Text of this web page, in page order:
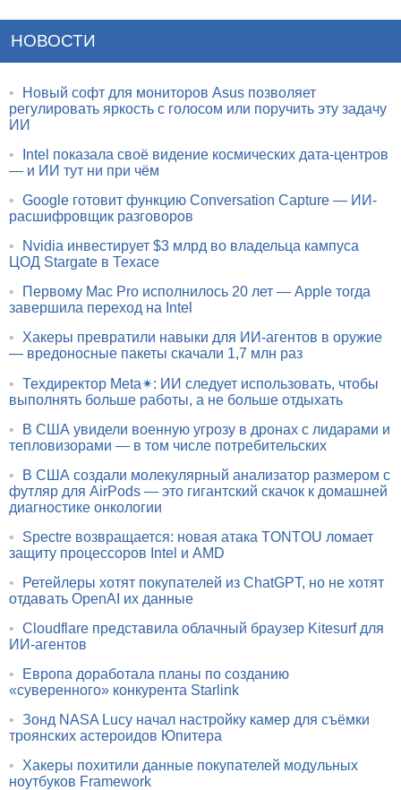
НОВОСТИ
•
Новый софт для мониторов Asus позволяет
регулировать яркость с голосом или поручить эту задачу
ИИ
•
Intel показала своё видение космических дата-центров
— и ИИ тут ни при чём
• Google готовит функцию Conversation Capture — ИИ-
расшифровщик разговоров
•
Nvidia инвестирует $3 млрд во владельца кампуса
ЦОД Stargate в Техасе
•
Первому Mac Pro исполнилось 20 лет — Apple тогда
завершила переход на Intel
•
Хакеры превратили навыки для ИИ-агентов в оружие
— вредоносные пакеты скачали 1,7 млн раз
• Техдиректор Meta✴: ИИ следует использовать, чтобы
выполнять больше работы, а не больше отдыхать
•
В США увидели военную угрозу в дронах с лидарами и
тепловизорами — в том числе потребительских
•
В США создали молекулярный анализатор размером с
футляр для AirPods — это гигантский скачок к домашней
диагностике онкологии
•
Spectre возвращается: новая атака TONTOU ломает
защиту процессоров Intel и AMD
•
Ретейлеры хотят покупателей из ChatGPT, но не хотят
отдавать OpenAI их данные
• Cloudflare представила облачный браузер Kitesurf для
ИИ-агентов
•
Европа доработала планы по созданию
«суверенного» конкурента Starlink
• Зонд NASA Lucy начал настройку камер для съёмки
троянских астероидов Юпитера
•
Хакеры похитили данные покупателей модульных
ноутбуков Framework